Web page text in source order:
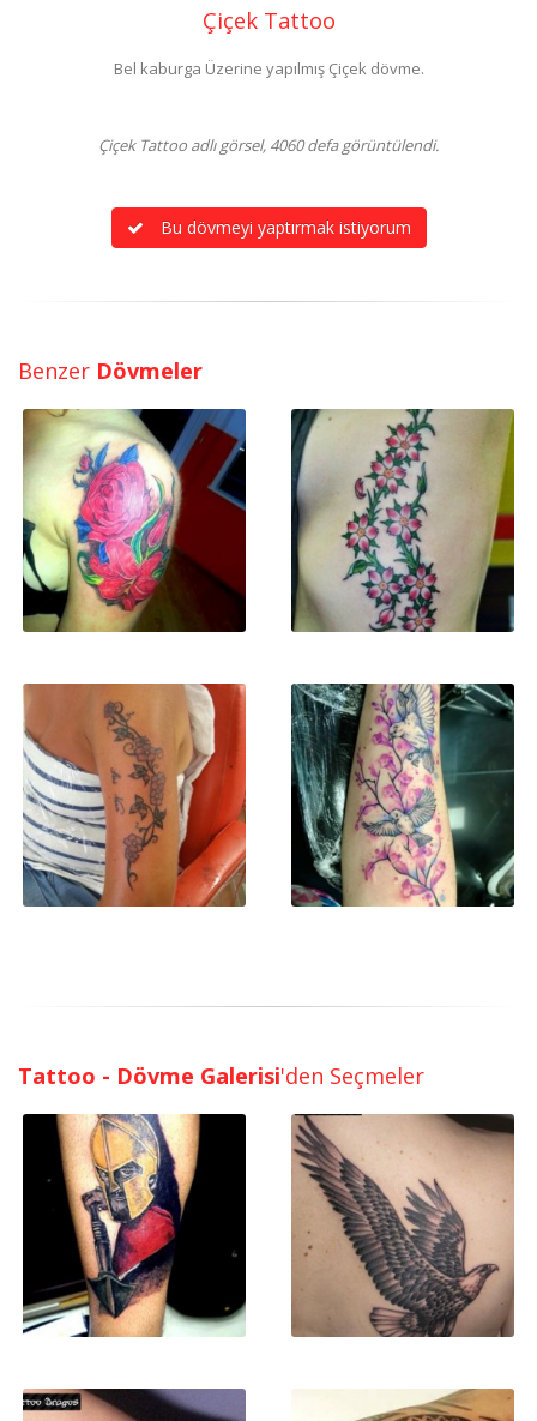
Çiçek Tattoo
Bel kaburga Üzerine yapılmış Çiçek dövme.
Çiçek Tattoo adlı görsel, 4060 defa görüntülendi.
Bu dövmeyi yaptırmak istiyorum
Benzer Dövmeler
Tattoo - Dövme Galerisi'den Seçmeler